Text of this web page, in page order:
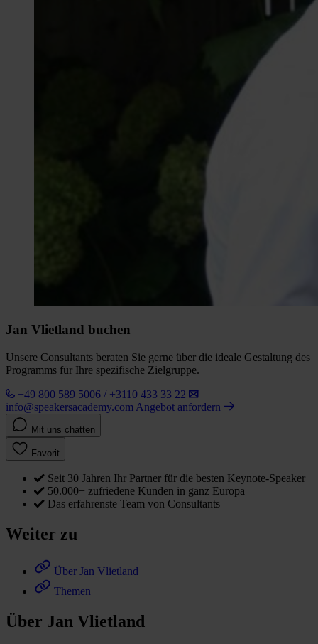
Jan Vlietland buchen
Unsere Consultants beraten Sie gerne über die ideale Gestaltung des
Programms für Ihre spezifische Zielgruppe.
+49 800 589 5006 / +3110 433 33 22
info@speakersacademy.com Angebot anfordern
Mit uns chatten
Favorit
Seit 30 Jahren Ihr Partner für die besten Keynote-Speaker
50.000+ zufriedene Kunden in ganz Europa
Das erfahrenste Team von Consultants
Weiter zu
Über Jan Vlietland
Themen
Über Jan Vlietland